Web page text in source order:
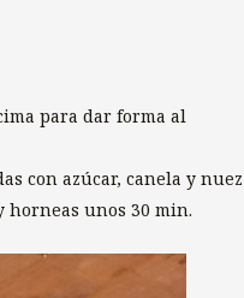
para dar forma al
con azúcar, canela y nuez
horneas unos 30 min.